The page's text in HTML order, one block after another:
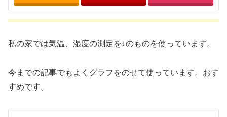
私の家では気温、湿度の測定を↓のものを使っています。
今までの記事でもよくグラフをのせて使っています。おす
すめです。